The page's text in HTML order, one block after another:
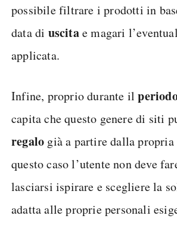
possibile filtrare i prodotti in
data di uscitae magari
applicata.
Infine, proprio durante il
capita che questo genere di siti
regalo già a partire dalla propria
questo caso l’utente non deve
lasciarsi ispirare e scegliere la
adatta alle proprie personali